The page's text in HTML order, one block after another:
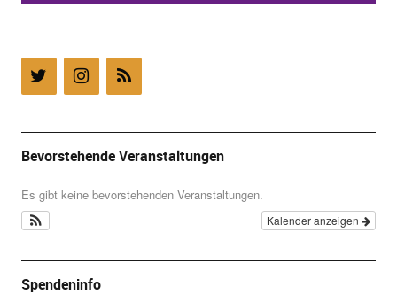
Bevorstehende Veranstaltungen
Es gibt keine bevorstehenden Veranstaltungen.
Kalender anzeigen
Spendeninfo